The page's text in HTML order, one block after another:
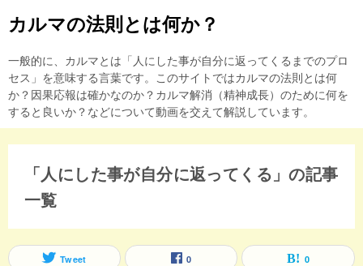
カルマの法則とは何か？
一般的に、カルマとは「人にした事が自分に返ってくるまでのプロ
セス」を意味する言葉です。このサイトではカルマの法則とは何
か？因果応報は確かなのか？カルマ解消（精神成長）のために何を
すると良いか？などについて動画を交えて解説しています。
「人にした事が自分に返ってくる」の記事
一覧
Tweet 0 0